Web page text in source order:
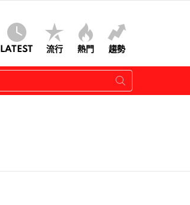
LATEST 流行 熱門 趨勢